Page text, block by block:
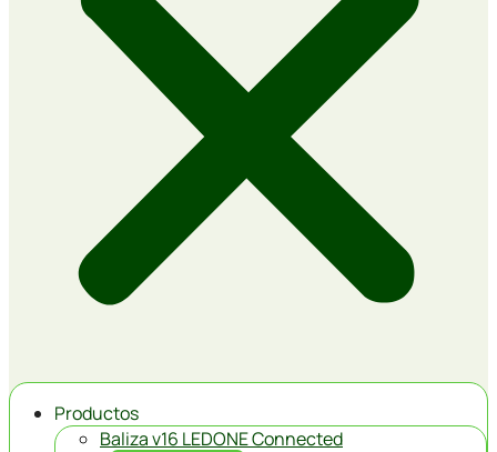
Productos
Baliza v16 LEDONE Connected